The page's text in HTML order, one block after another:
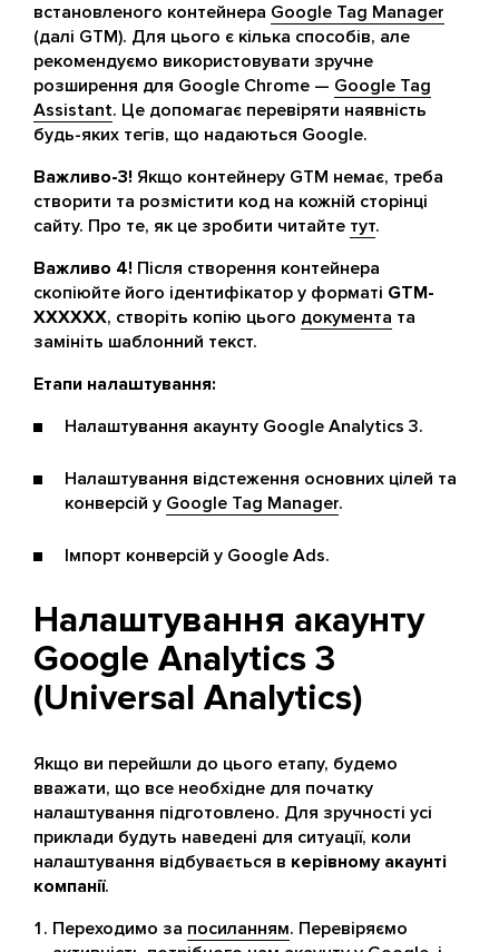
встановленого контейнера Google Tag Manager
(далі GTM). Для цього є кілька способів, але
рекомендуємо використовувати зручне
розширення для Google Chrome — Google Tag
Assistant. Це допомагає перевіряти наявність
будь-яких тегів, що надаються Google.
Важливо-3! Якщо контейнеру GTM немає, треба
створити та розмістити код на кожній сторінці
сайту. Про те, як це зробити читайте тут.
Важливо 4! Після створення контейнера
скопіюйте його ідентифікатор у форматі GTM-
XXXXXX, створіть копію цього документа та
замініть шаблонний текст.
Етапи налаштування:
Налаштування акаунту Google Analytics 3.
Налаштування відстеження основних цілей та
конверсій у Google Tag Manager.
Імпорт конверсій у Google Ads.
Налаштування акаунту
Google Analytics 3
(Universal Analytics)
Якщо ви перейшли до цього етапу, будемо
вважати, що все необхідне для початку
налаштування підготовлено. Для зручності усі
приклади будуть наведені для ситуації, коли
налаштування відбувається в керівному акаунті
компанії.
Переходимо за посиланням. Перевіряємо